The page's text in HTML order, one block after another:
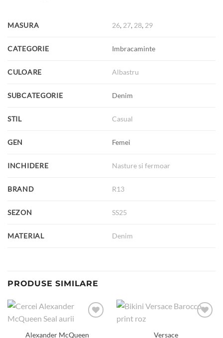
MASURA 26, 27, 28, 29
CATEGORIE Imbracaminte
CULOARE Albastru
SUBCATEGORIE Denim
STIL Casual
GEN Femei
INCHIDERE Nasture si fermoar
BRAND R13
SEZON SS25
MATERIAL Denim
PRODUSE SIMILARE
Alexander McQueen
Versace